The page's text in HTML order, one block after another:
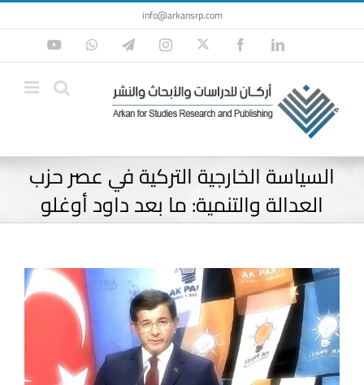
Skip
to
content
info@arkansrp.com
LinkedIn
Facebook
Twitter
Instagram
Telegram
WhatsApp
YouTube
السياسة الخارجية التركية في عصر حزب
العدالة والتنمية: ما بعد داود أوغلو
View
Larger
Image